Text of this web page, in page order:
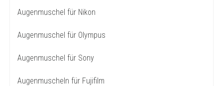
Augenmuschel für Nikon
Augenmuschel für Olympus
Augenmuschel für Sony
Augenmuscheln für Fujifilm